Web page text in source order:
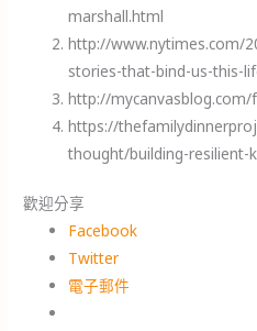
marshall.html
http://www.nytimes.com/
stories-that-bind-us-this-
http://
https://
thought/building-
歡迎分享
Facebook
Twitter
電子郵件